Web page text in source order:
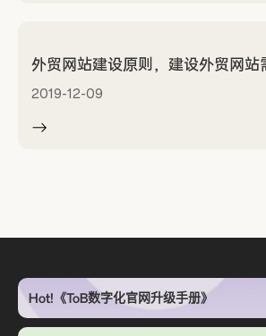
外贸网站建设原则，建设外贸网站
2019-12-09
Hot!《ToB数字化官网升级手册》